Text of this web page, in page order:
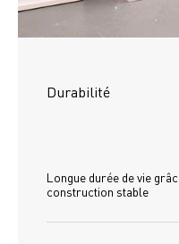
Durabilité
Longue durée de vie
construction stable